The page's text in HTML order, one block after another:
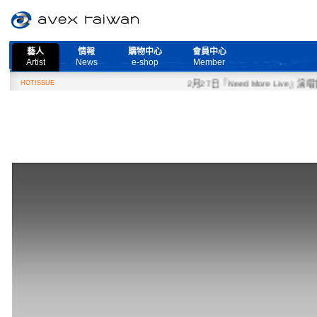
藝人
Artist
情報
News
購物中心
e-shop
會員中心
Member
HOTISSUE 2月27日『Need More Live』演唱會